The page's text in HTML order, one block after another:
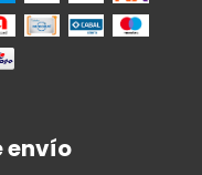
envío